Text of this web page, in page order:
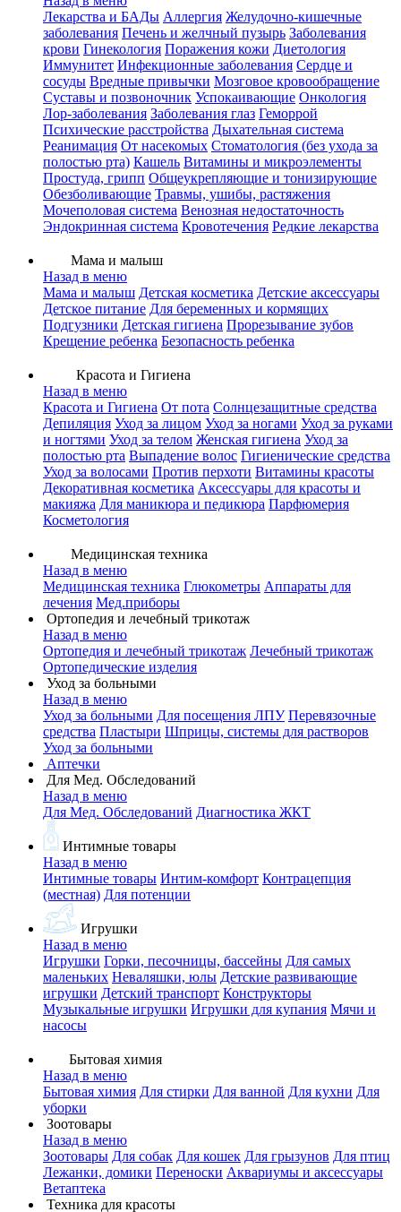
Лекарства и БАДы Аллергия Желудочно-кишечные
заболевания Печень и желчный пузырь Заболевания
крови Гинекология Поражения кожи Диетология
Иммунитет Инфекционные заболевания Сердце и
сосуды Вредные привычки Мозговое кровообращение
Суставы и позвоночник Успокаивающие Онкология
Лор-заболевания Заболевания глаз Геморрой
Психические расстройства Дыхательная система
Реанимация От насекомых Стоматология (без ухода за
полостью рта) Кашель Витамины и микроэлементы
Простуда, грипп Общеукрепляющие и тонизирующие
Обезболивающие Травмы, ушибы, растяжения
Мочеполовая система Венозная недостаточность
Эндокринная система Кровотечения Редкие лекарства
Мама и малыш
Назад в меню
Мама и малыш Детская косметика Детские аксессуары
Детское питание Для беременных и кормящих
Подгузники Детская гигиена Прорезывание зубов
Крещение ребенка Безопасность ребенка
Красота и Гигиена
Назад в меню
Красота и Гигиена От пота Солнцезащитные средства
Депиляция Уход за лицом Уход за ногами Уход за руками
и ногтями Уход за телом Женская гигиена Уход за
полостью рта Выпадение волос Гигиенические средства
Уход за волосами Против перхоти Витамины красоты
Декоративная косметика Аксессуары для красоты и
макияжа Для маникюра и педикюра Парфюмерия
Косметология
Медицинская техника
Назад в меню
Медицинская техника Глюкометры Аппараты для
лечения Мед.приборы
Ортопедия и лечебный трикотаж
Назад в меню
Ортопедия и лечебный трикотаж Лечебный трикотаж
Ортопедические изделия
Уход за больными
Назад в меню
Уход за больными Для посещения ЛПУ Перевязочные
средства Пластыри Шприцы, системы для растворов
Уход за больными
Аптечки
Для Мед. Обследований
Назад в меню
Для Мед. Обследований Диагностика ЖКТ
Интимные товары
Назад в меню
Интимные товары Интим-комфорт Контрацепция
(местная) Для потенции
Игрушки
Назад в меню
Игрушки Горки, песочницы, бассейны Для самых
маленьких Неваляшки, юлы Детские развивающие
игрушки Детский транспорт Конструкторы
Музыкальные игрушки Игрушки для купания Мячи и
насосы
Бытовая химия
Назад в меню
Бытовая химия Для стирки Для ванной Для кухни Для
уборки
Зоотовары
Назад в меню
Зоотовары Для собак Для кошек Для грызунов Для птиц
Лежанки, домики Переноски Аквариумы и аксессуары
Ветаптека
Техника для красоты